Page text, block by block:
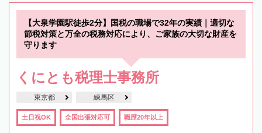
【大泉学園駅徒歩2分】国税の職場で32年の実績｜適切な
節税対策と万全の税務対応により、ご家族の大切な財産を
守ります
くにとも税理士事務所
東京都 練馬区
土日祝OK 全国出張対応可 職歴20年以上